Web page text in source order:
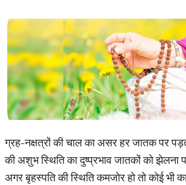
ग्रह-नक्षत्रों की चाल का असर हर जातक पर
की अशुभ स्थिति का दुष्प्रभाव जातकों को झेलना
अगर बृहस्पति की स्थिति कमजोर हो तो कोई भी